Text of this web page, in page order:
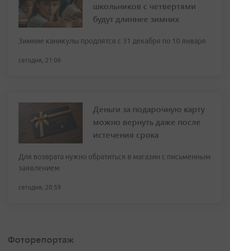
школьников с четвертями
будут длиннее зимних
Зимние каникулы продлятся с 31 декабря по 10 января
сегодня, 21:06
Деньги за подарочную карту
можно вернуть даже после
истечения срока
Для возврата нужно обратиться в магазин с письменным
заявлением
сегодня, 20:59
Фоторепортаж